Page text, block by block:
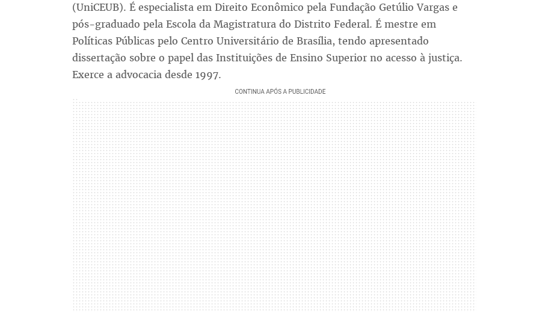
(UniCEUB). É especialista em Direito Econômico pela Fundação Getúlio Vargas e
pós-graduado pela Escola da Magistratura do Distrito Federal. É mestre em
Políticas Públicas pelo Centro Universitário de Brasília, tendo apresentado
dissertação sobre o papel das Instituições de Ensino Superior no acesso à justiça.
Exerce a advocacia desde 1997.